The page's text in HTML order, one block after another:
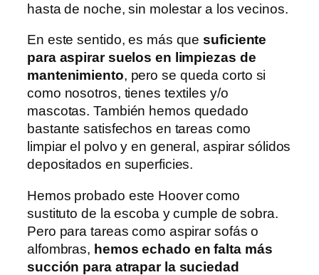
hasta de noche, sin molestar a los vecinos.
En este sentido, es más quesuficiente
para aspirar suelos en limpiezas de
mantenimiento, pero se queda corto si
como nosotros, tienes textiles y/o
mascotas. También hemos quedado
bastante satisfechos en tareas como
limpiar el polvo y en general, aspirar sólidos
depositados en superficies.
Hemos probado este Hoover como
sustituto de la escoba y cumple de sobra.
Pero para tareas como aspirar sofás o
alfombras, hemos echado en falta más
succión para atrapar la suciedad